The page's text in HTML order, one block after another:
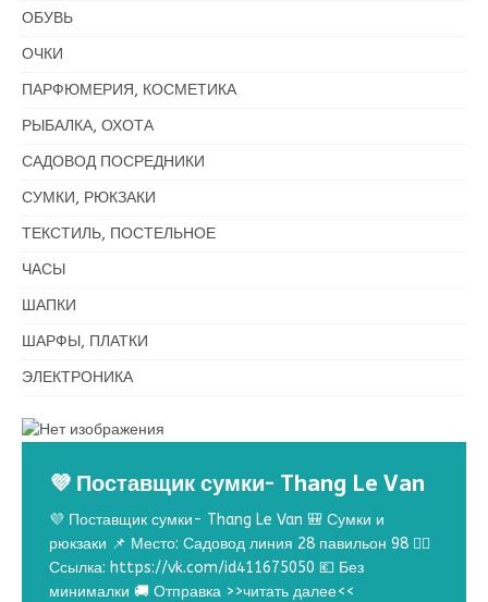
ОБУВЬ
ОЧКИ
ПАРФЮМЕРИЯ, КОСМЕТИКА
РЫБАЛКА, ОХОТА
САДОВОД ПОСРЕДНИКИ
СУМКИ, РЮКЗАКИ
ТЕКСТИЛЬ, ПОСТЕЛЬНОЕ
ЧАСЫ
ШАПКИ
ШАРФЫ, ПЛАТКИ
ЭЛЕКТРОНИКА
💜 Поставщик сумки- Thang Le Van
💜 Поставщик сумки- Thang Le Van 🎒 Сумки и
рюкзаки 📌 Место: Садовод линия 28 павильон 98 👉🏻
Ссылка: https://vk.com/id411675050 💶 Без
минималки 🚚 Отправка >>читать далее<<